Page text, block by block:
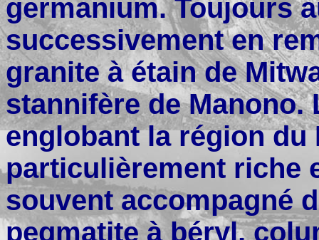
germanium. Toujours
successivement en
granite à étain de
stannifère de Manono.
englobant la région du
particulièrement riche
souvent accompagné
pegmatite à béryl,